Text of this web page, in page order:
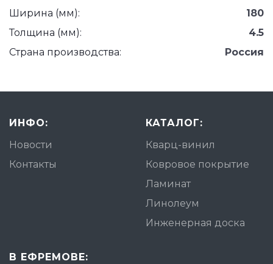
Ширина (мм):
180
Толщина (мм):
4.5
Страна производства:
Россия
ИНФО:
Новости
Контакты
КАТАЛОГ:
Кварц-винил
Ковровое покрытие
Ламинат
Линолеум
Инженерная доска
В ЕФРЕМОВЕ: